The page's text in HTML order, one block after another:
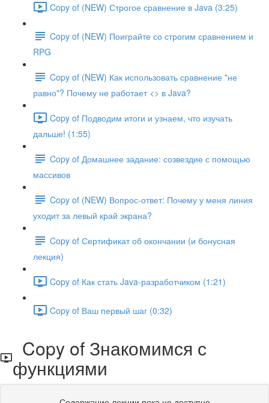
Copy of (NEW) Строгое сравнение в Java (3:25)
Copy of (NEW) Поиграйте со строгим сравнением и
RPG
Copy of (NEW) Как использовать сравнение "не
равно"? Почему не работает <> в Java?
Copy of Подводим итоги и узнаем, что изучать
дальше! (1:55)
Copy of Домашнее задание: созвездие с помощью
массивов
Copy of (NEW) Вопрос-ответ: Почему у меня линия
уходит за левый край экрана?
Copy of Сертификат об окончании (и бонусная
лекция)
Copy of Как стать Java-разработчиком (1:21)
Copy of Ваш первый шаг (0:32)
Copy of Знакомимся с
функциями